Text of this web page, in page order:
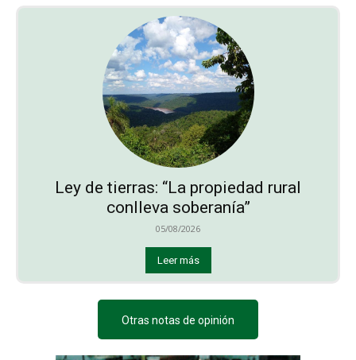
Ley de tierras: “La propiedad rural
conlleva soberanía”
05/08/2026
Leer más
Otras notas de opinión